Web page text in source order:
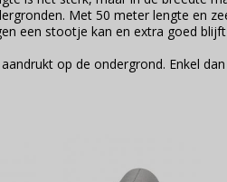
Met 50 meter lengte en
een stootje kan en extra goed
op de ondergrond. Enkel